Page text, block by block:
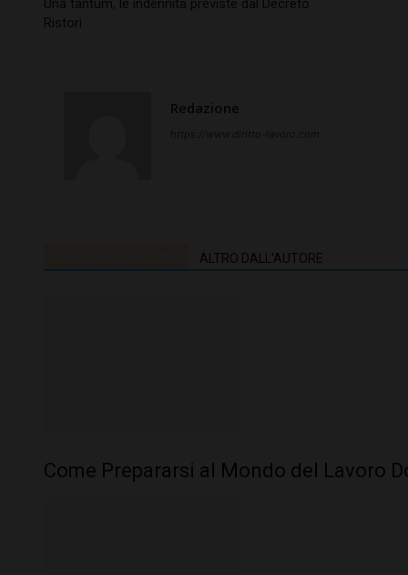
Una tantum, le indennità previste dal Decreto
Ristori
Redazione
ALTRO DALL'AUTORE
Come Prepararsi al Mondo del Lavoro